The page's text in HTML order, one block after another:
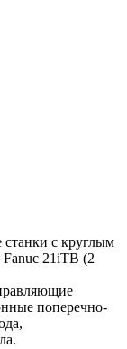
с круглым
21iTB (2
поперечно-